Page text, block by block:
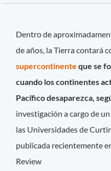
Dentro de
de años, la Tierra contará
supercontinenteque se
cuando los continentes
Pacífico desaparezca,
investigación a cargo de
las Universidades de
publicada recientemente
Review